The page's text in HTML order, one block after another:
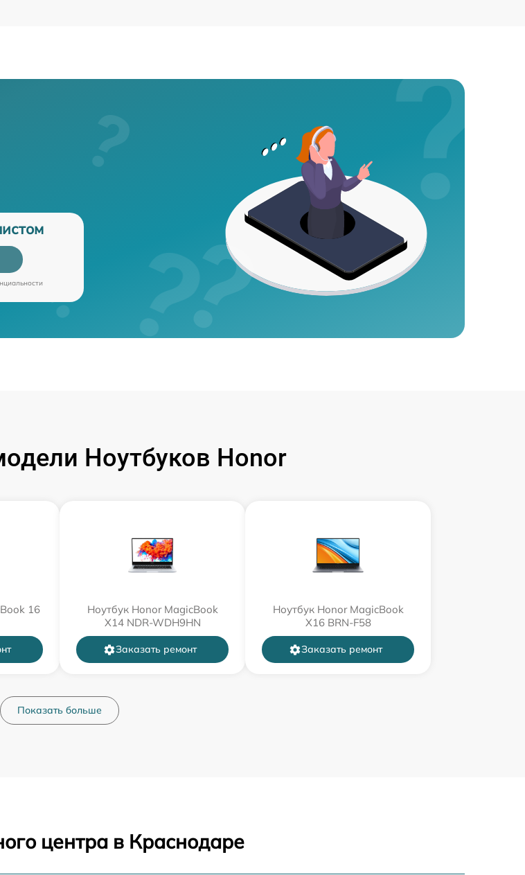
Ноутбуков Honor
16
Ноутбук Honor MagicBook
X14 NDR-WDH9HN
Заказать ремонт
Ноутбук Honor MagicBook
X16 BRN-F58
Заказать ремонт
Показать больше
центра в Краснодаре